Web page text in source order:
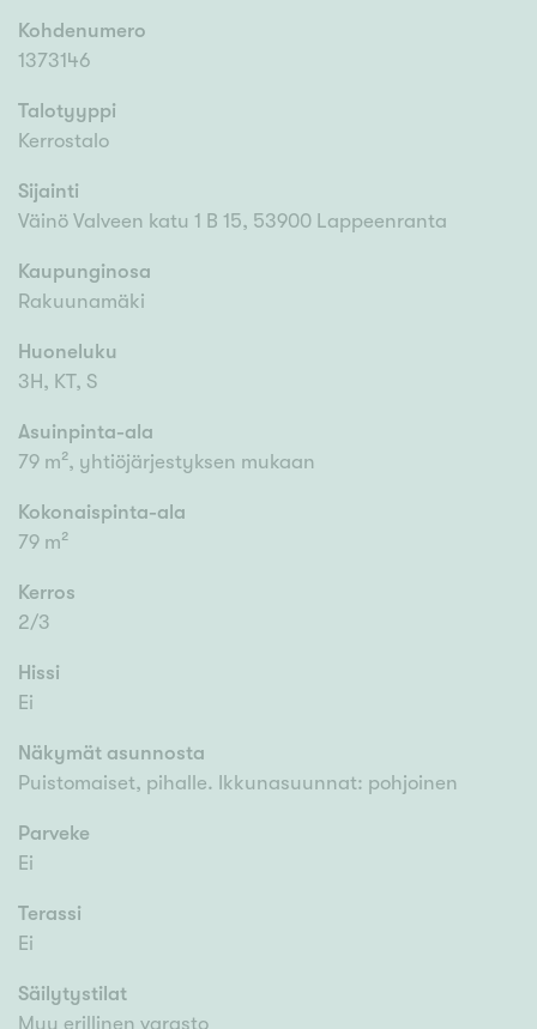
Kohdenumero
1373146
Talotyyppi
Kerrostalo
Sijainti
Väinö Valveen katu 1 B 15, 53900 Lappeenranta
Kaupunginosa
Rakuunamäki
Huoneluku
3H, KT, S
Asuinpinta-ala
79 m², yhtiöjärjestyksen mukaan
Kokonaispinta-ala
79 m²
Kerros
2/3
Hissi
Ei
Näkymät asunnosta
Puistomaiset, pihalle. Ikkunasuunnat: pohjoinen
Parveke
Ei
Terassi
Ei
Säilytystilat
Muu erillinen varasto